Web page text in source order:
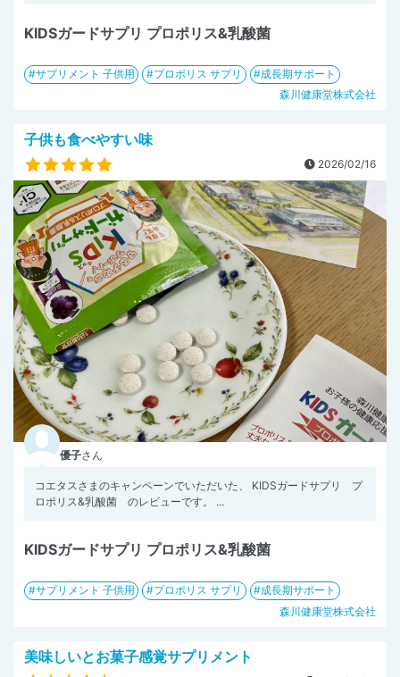
KIDSガードサプリ プロポリス&乳酸菌
サプリメント 子供用 プロポリス サプリ
成長期サポート
森川健康堂株式会社
子供も食べやすい味
2026/02/16
優子さん
コエタスさまのキャンペーンでいただいた、 KIDSガードサプリ プ
ロポリス&乳酸菌 のレビューです。 ...
KIDSガードサプリ プロポリス&乳酸菌
サプリメント 子供用 プロポリス サプリ
成長期サポート
森川健康堂株式会社
美味しいとお菓子感覚サプリメント